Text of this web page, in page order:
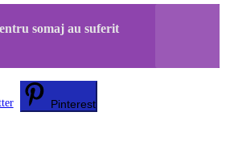
somaj au suferit
Pinterest